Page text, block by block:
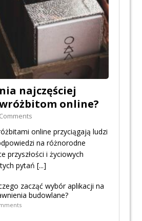
najczęściej
online?
online przyciągają ludzi
na różnorodne
przyszłości i życiowych
pytań [...]
zacząć wybór aplikacji na
budowlane?